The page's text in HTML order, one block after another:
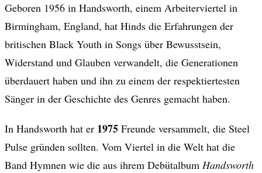
Geboren 1956 in Handsworth, einem Arbeiterviertel in
Birmingham, England, hat Hinds die Erfahrungen der
britischen Black Youth in Songs über Bewusstsein,
Widerstand und Glauben verwandelt, die Generationen
überdauert haben und ihn zu einem der respektiertesten
Sänger in der Geschichte des Genres gemacht haben.
In Handsworth hat er 1975 Freunde versammelt, die Steel
Pulse gründen sollten. Vom Viertel in die Welt hat die
Band Hymnen wie die aus ihrem Debütalbum Handsworth